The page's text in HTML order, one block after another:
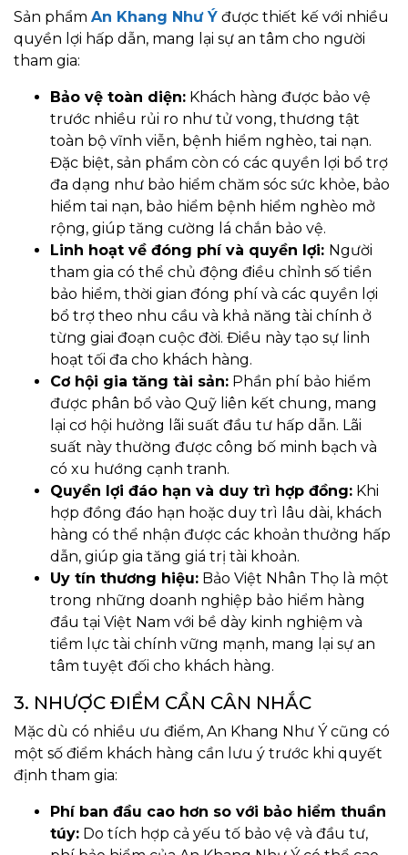
Sản phẩm An Khang Như Ý được thiết kế với nhiều
quyền lợi hấp dẫn, mang lại sự an tâm cho người
tham gia:
Bảo vệ toàn diện: Khách hàng được bảo vệ
trước nhiều rủi ro như tử vong, thương tật
toàn bộ vĩnh viễn, bệnh hiểm nghèo, tai nạn.
Đặc biệt, sản phẩm còn có các quyền lợi bổ trợ
đa dạng như bảo hiểm chăm sóc sức khỏe, bảo
hiểm tai nạn, bảo hiểm bệnh hiểm nghèo mở
rộng, giúp tăng cường lá chắn bảo vệ.
Linh hoạt về đóng phí và quyền lợi: Người
tham gia có thể chủ động điều chỉnh số tiền
bảo hiểm, thời gian đóng phí và các quyền lợi
bổ trợ theo nhu cầu và khả năng tài chính ở
từng giai đoạn cuộc đời. Điều này tạo sự linh
hoạt tối đa cho khách hàng.
Cơ hội gia tăng tài sản: Phần phí bảo hiểm
được phân bổ vào Quỹ liên kết chung, mang
lại cơ hội hưởng lãi suất đầu tư hấp dẫn. Lãi
suất này thường được công bố minh bạch và
có xu hướng cạnh tranh.
Quyền lợi đáo hạn và duy trì hợp đồng: Khi
hợp đồng đáo hạn hoặc duy trì lâu dài, khách
hàng có thể nhận được các khoản thưởng hấp
dẫn, giúp gia tăng giá trị tài khoản.
Uy tín thương hiệu: Bảo Việt Nhân Thọ là một
trong những doanh nghiệp bảo hiểm hàng
đầu tại Việt Nam với bề dày kinh nghiệm và
tiềm lực tài chính vững mạnh, mang lại sự an
tâm tuyệt đối cho khách hàng.
3. NHƯỢC ĐIỂM CẦN CÂN NHẮC
Mặc dù có nhiều ưu điểm, An Khang Như Ý cũng có
một số điểm khách hàng cần lưu ý trước khi quyết
định tham gia:
Phí ban đầu cao hơn so với bảo hiểm thuần
túy: Do tích hợp cả yếu tố bảo vệ và đầu tư,